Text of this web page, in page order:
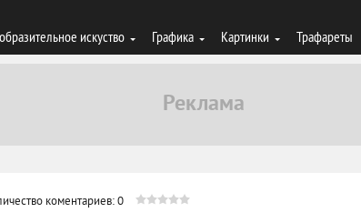
искуство Графика Картинки Трафареты
коментариев: 0